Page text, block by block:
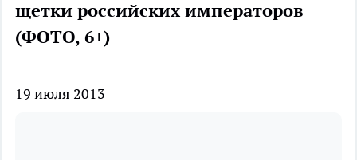
щетки российских императоров
(ФОТО, 6+)
19 июля 2013